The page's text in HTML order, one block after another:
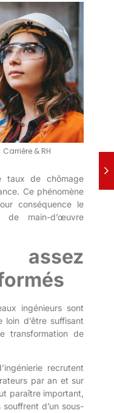
Carrière & RH
taux de chômage
Ce phénomène
conséquence le
de main-d’œuvre
ingénieurs sont
loin d’être suffisant
transformation de
recrutent
par an et sur
paraître important,
d’un sous-